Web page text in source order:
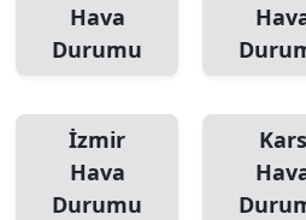
Hava
Durumu
İzmir
Hava
Durumu
Kars